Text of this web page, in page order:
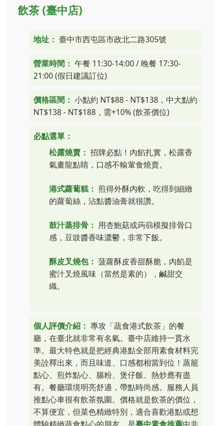
飲茶 (臺中店)
地址： 臺中市西屯區市政北二路305號
營業時間： 午餐 11:30-14:00 / 晚餐 17:30-
21:00 (假日建議訂位)
價格區間： 小點約 NT$88 - NT$138，中大點約
NT$138 - NT$188，需+10% (飲茶價位)
必點選單：
松露燒賣： 招牌必點！內餡扎實，松露香
氣畫龍點睛，口感不輸葷食燒賣。
港式蘿蔔糕： 煎得外酥內軟，吃得到細緻
的蘿蔔絲，沾點醬油膏就很讚。
鼓汁蒸排骨： 用杏鮑菇或蒟蒻模擬排骨口
感，豆豉醬香味濃鬱，非常下飯。
酥皮叉燒包： 菠蘿酥皮香甜酥脆，內餡是
蜜汁叉燒風味（當然是素的），鹹甜交
織。
個人評價介紹： 專攻「蔬食港式飲茶」的餐
廳，在臺北就非常有名氣。臺中店維持一貫水
準。最大特色就是把經典港點全部用素食材料完
美詮釋出來，而且味道、口感都相當到位！蒸籠
點心、煎炸點心、腸粉、煲仔飯、熱炒應有盡
有。餐廳環境明亮舒適，帶點時尚感。服務人員
推點心車很有飲茶氛圍。價格就是飲茶的價位，
不算便宜，但菜色精緻特別，適合喜歡港點或想